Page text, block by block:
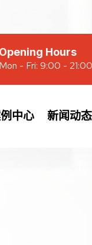
Opening Hours
Mon - Fri: 9:00 - 21:00
中心 新闻动态